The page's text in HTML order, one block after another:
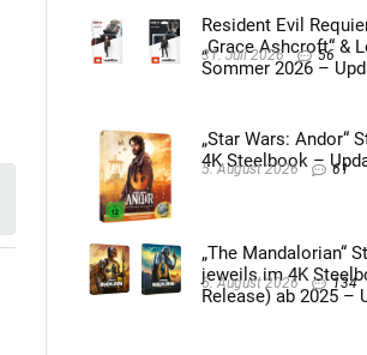
Resident Evil
„Grace Ashcroft“ &
Sommer 2026 –
31. Juli 2026 56
„Star Wars: Andor“
4K Steelbook –
5. August 2026 61
„The Mandalorian“
jeweils im 4K
Release) ab 2025 –
5. August 2026 134